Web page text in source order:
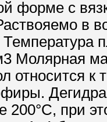
форме с
в
Молярная
относится
200°C, при